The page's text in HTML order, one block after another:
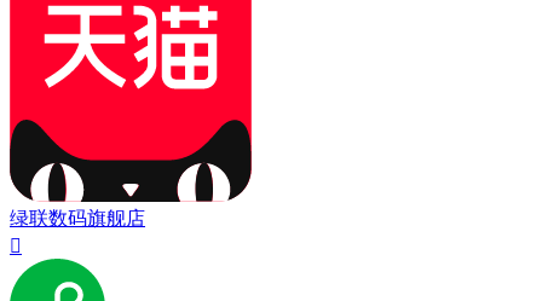
绿联数码旗舰店
